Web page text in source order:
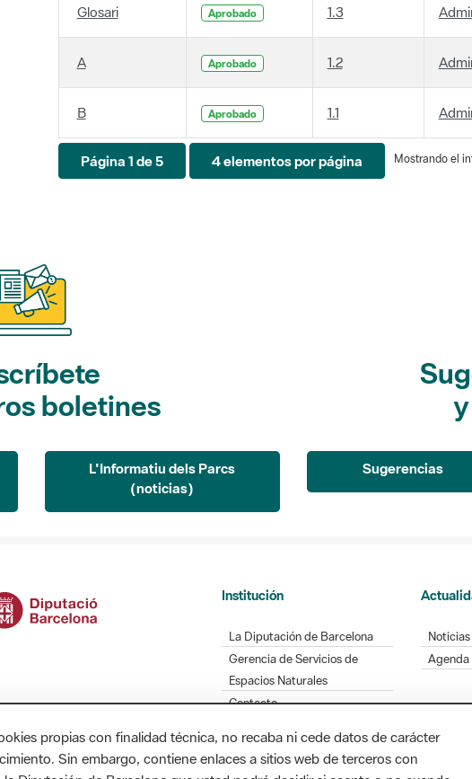
Glosari Aprobado 1.3
A Aprobado 1.2
B Aprobado 1.1
Página 1 de 5 4 elementos por página Mostrando el
boletines
L'Informatiu dels Parcs
(noticias)
Sugerencias
Institución
La Diputación de Barcelona
Gerencia de Servicios de
Espacios Naturales
Contacto
Noticias
Agenda
propias con finalidad técnica, no recaba ni cede datos de carácter
Sin embargo, contiene enlaces a sitios web de terceros con